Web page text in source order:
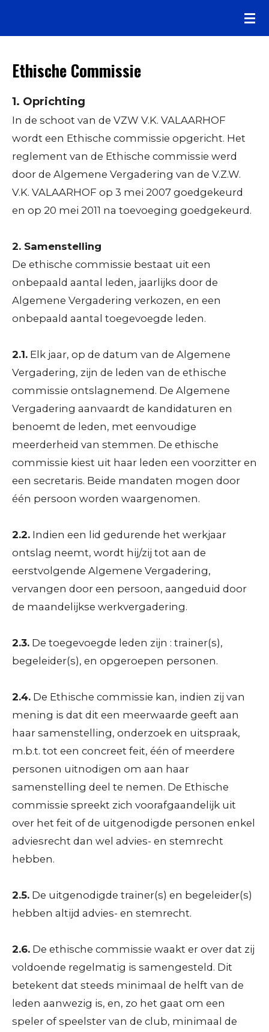
deEthische Commissie
1. Oprichting
In de schoot van de VZW V.K. VALAARHOF
wordt een Ethische commissie opgericht. Het
reglement van de Ethische commissie werd
door de Algemene Vergadering van de V.Z.W.
V.K. VALAARHOF op 3 mei 2007 goedgekeurd
en op 20 mei 2011 na toevoeging goedgekeurd.
2. Samenstelling
De ethische commissie bestaat uit een
onbepaald aantal leden, jaarlijks door de
Algemene Vergadering verkozen, en een
onbepaald aantal toegevoegde leden.
2.1. Elk jaar, op de datum van de Algemene
Vergadering, zijn de leden van de ethische
commissie ontslagnemend. De Algemene
Vergadering aanvaardt de kandidaturen en
benoemt de leden, met eenvoudige
meerderheid van stemmen. De ethische
commissie kiest uit haar leden een voorzitter en
een secretaris. Beide mandaten mogen door
één persoon worden waargenomen.
2.2. Indien een lid gedurende het werkjaar
ontslag neemt, wordt hij/zij tot aan de
eerstvolgende Algemene Vergadering,
vervangen door een persoon, aangeduid door
de maandelijkse werkvergadering.
2.3. De toegevoegde leden zijn : trainer(s),
begeleider(s), en opgeroepen personen.
2.4. De Ethische commissie kan, indien zij van
mening is dat dit een meerwaarde geeft aan
haar samenstelling, onderzoek en uitspraak,
m.b.t. tot een concreet feit, één of meerdere
personen uitnodigen om aan haar
samenstelling deel te nemen. De Ethische
commissie spreekt zich voorafgaandelijk uit
over het feit of de uitgenodigde personen enkel
adviesrecht dan wel advies- en stemrecht
hebben.
2.5. De uitgenodigde trainer(s) en begeleider(s)
hebben altijd advies- en stemrecht.
2.6. De ethische commissie waakt er over dat zij
voldoende regelmatig is samengesteld. Dit
betekent dat steeds minimaal de helft van de
leden aanwezig is, en, zo het gaat om een
speler of speelster van de club, minimaal de